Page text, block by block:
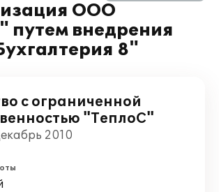
ООО
путем внедрения
8"
с ограниченной
"ТеплоС"
2010